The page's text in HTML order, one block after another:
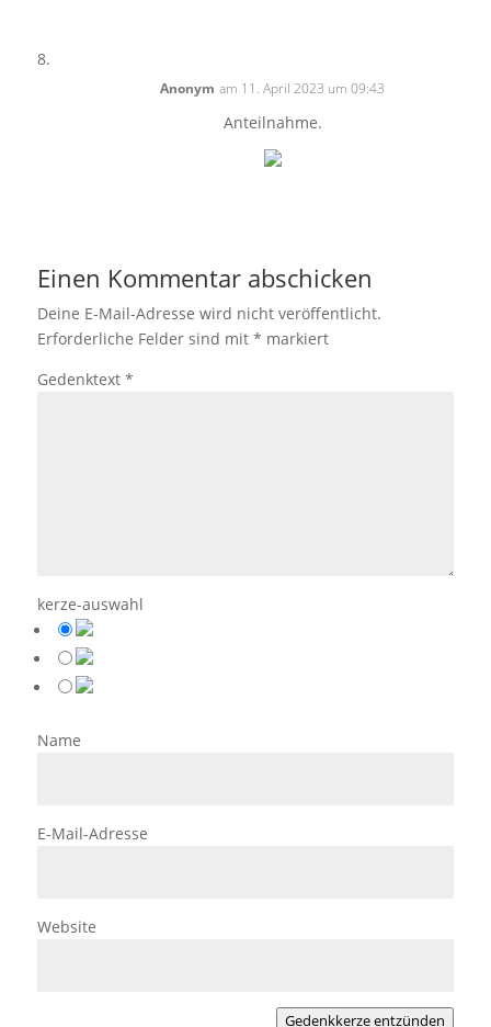
Anonym am 11. April 2023 um 09:43
Anteilnahme.
Einen Kommentar abschicken
Deine E-Mail-Adresse wird nicht veröffentlicht.
Erforderliche Felder sind mit * markiert
Gedenktext *
kerze-auswahl
Name
E-Mail-Adresse
Website
Gedenkkerze entzünden